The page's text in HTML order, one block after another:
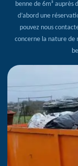
benne de 6m³ auprès
d’abord une
pouvez nous
concerne la nature de